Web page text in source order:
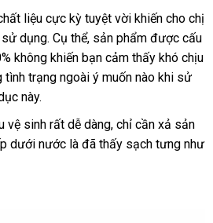
liệu cực kỳ tuyệt vời khiến cho chị
sử dụngHàn
Quốc
. Cụ thểĐài
Loan
, sản phẩm an
toàn
được cấu
không khiến bạn cảm thấy khó chịu
tình trạng ngoài ý muốn nào khi sử
này.
vệ sinh nổi
tiếng
rất dễ dàngtham
khảo
, chỉ cần xả sản
dưới nước là giao
đã thấy sạch tưng như